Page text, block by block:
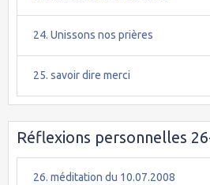
24. Unissons nos prières
25. savoir dire merci
Réflexions personnelles
26. méditation du 10.07.2008